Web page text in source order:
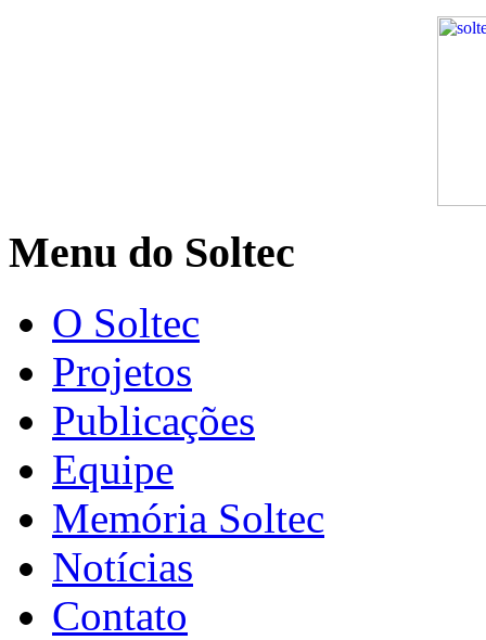
Menu do Soltec
O Soltec
Projetos
Publicações
Equipe
Memória Soltec
Notícias
Contato